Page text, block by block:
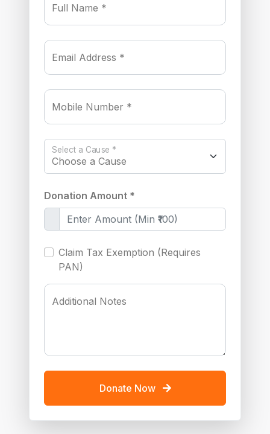
Full Name *
Email Address *
Mobile Number *
Select a Cause *
Donation Amount *
Claim Tax Exemption (Requires
PAN)
Additional Notes
Donate Now